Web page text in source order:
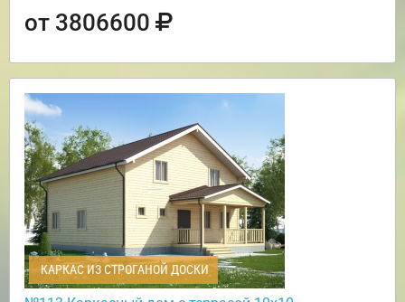
от 3806600
КАРКАС ИЗ СТРОГАНОЙ ДОСКИ